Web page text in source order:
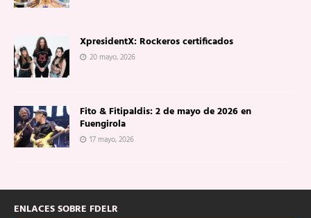
XpresidentX: Rockeros certificados
20 mayo, 2026
Fito & Fitipaldis: 2 de mayo de 2026 en
Fuengirola
17 mayo, 2026
ENLACES SOBRE FDELR